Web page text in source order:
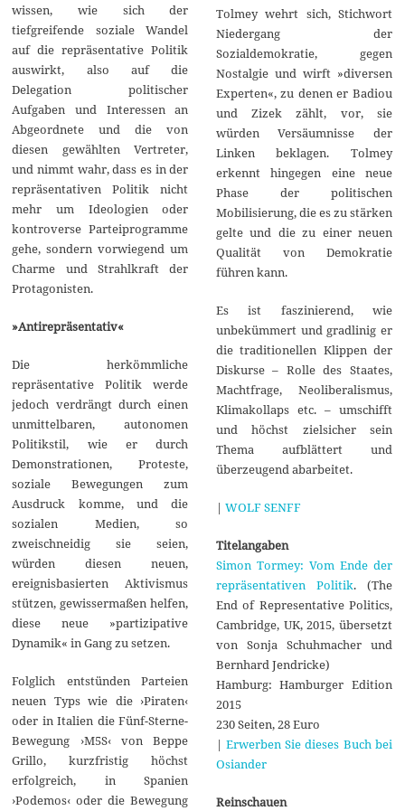
wissen, wie sich der
tiefgreifende soziale Wandel
auf die repräsentative Politik
auswirkt, also auf die
Delegation politischer
Aufgaben und Interessen an
Abgeordnete und die von
diesen gewählten Vertreter,
und nimmt wahr, dass es in der
repräsentativen Politik nicht
mehr um Ideologien oder
kontroverse Parteiprogramme
gehe, sondern vorwiegend um
Charme und Strahlkraft der
Protagonisten.
»Antirepräsentativ«
Die herkömmliche
repräsentative Politik werde
jedoch verdrängt durch einen
unmittelbaren, autonomen
Politikstil, wie er durch
Demonstrationen, Proteste,
soziale Bewegungen zum
Ausdruck komme, und die
sozialen Medien, so
zweischneidig sie seien,
würden diesen neuen,
ereignisbasierten Aktivismus
stützen, gewissermaßen helfen,
diese neue »partizipative
Dynamik« in Gang zu setzen.
Folglich entstünden Parteien
neuen Typs wie die ›Piraten‹
oder in Italien die Fünf-Sterne-
Bewegung ›M5S‹ von Beppe
Grillo, kurzfristig höchst
erfolgreich, in Spanien
›Podemos‹ oder die Bewegung
Tolmey wehrt sich, Stichwort
Niedergang der
Sozialdemokratie, gegen
Nostalgie und wirft »diversen
Experten«, zu denen er Badiou
und Zizek zählt, vor, sie
würden Versäumnisse der
Linken beklagen. Tolmey
erkennt hingegen eine neue
Phase der politischen
Mobilisierung, die es zu stärken
gelte und die zu einer neuen
Qualität von Demokratie
führen kann.
Es ist faszinierend, wie
unbekümmert und gradlinig er
die traditionellen Klippen der
Diskurse – Rolle des Staates,
Machtfrage, Neoliberalismus,
Klimakollaps etc. – umschifft
und höchst zielsicher sein
Thema aufblättert und
überzeugend abarbeitet.
| WOLF SENFF
Titelangaben
Simon Tormey: Vom Ende der
repräsentativen Politik. (The
End of Representative Politics,
Cambridge, UK, 2015, übersetzt
von Sonja Schuhmacher und
Bernhard Jendricke)
Hamburg: Hamburger Edition
2015
230 Seiten, 28 Euro
| Erwerben Sie dieses Buch bei
Osiander
Reinschauen